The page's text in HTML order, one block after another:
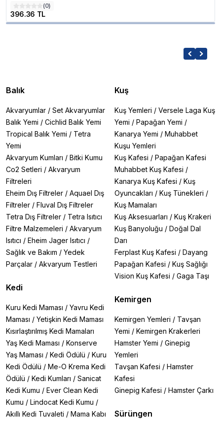
(0)
396.36 TL
Balık
Akvaryumlar / Set Akvaryumlar
Balık Yemi / Cichlid Balık Yemi
Tropical Balık Yemi / Tetra
Yemi
Akvaryum Kumları / Bitki Kumu
Co2 Setleri / Akvaryum
Filtreleri
Eheim Dış Filtreler / Aquael Dış
Filtreler / Fluval Dış Filtreler
Tetra Dış Filtreler / Tetra Isıtıcı
Filtre Malzemeleri / Akvaryum
Isıtıcı / Eheim Jager Isıtıcı /
Sağlık ve Bakım / Yedek
Parçalar / Akvaryum Testleri
Kedi
Kuru Kedi Maması / Yavru Kedi
Maması / Yetişkin Kedi Maması
Kısırlaştırılmış Kedi Mamaları
Yaş Kedi Maması / Konserve
Yaş Maması / Kedi Ödülü / Kuru
Kedi Ödülü / Me-O Krema Kedi
Ödülü / Kedi Kumları / Sanicat
Kedi Kumu / Ever Clean Kedi
Kumu / Lindocat Kedi Kumu /
Akıllı Kedi Tuvaleti / Mama Kabı
Kuş
Kuş Yemleri / Versele Laga Kuş
Yemi / Papağan Yemi /
Kanarya Yemi / Muhabbet
Kuşu Yemleri
Kuş Kafesi / Papağan Kafesi
Muhabbet Kuş Kafesi /
Kanarya Kuş Kafesi / Kuş
Oyuncakları / Kuş Tünekleri /
Kuş Mamaları
Kuş Aksesuarları / Kuş Krakeri
Kuş Banyoluğu / Doğal Dal
Darı
Ferplast Kuş Kafesi / Dayang
Papağan Kafesi / Kuş Sağlığı
Vision Kuş Kafesi / Gaga Taşı
Kemirgen
Kemirgen Yemleri / Tavşan
Yemi / Kemirgen Krakerleri
Hamster Yemi / Ginepig
Yemleri
Tavşan Kafesi / Hamster
Kafesi
Ginepig Kafesi / Hamster Çarkı
Sürüngen